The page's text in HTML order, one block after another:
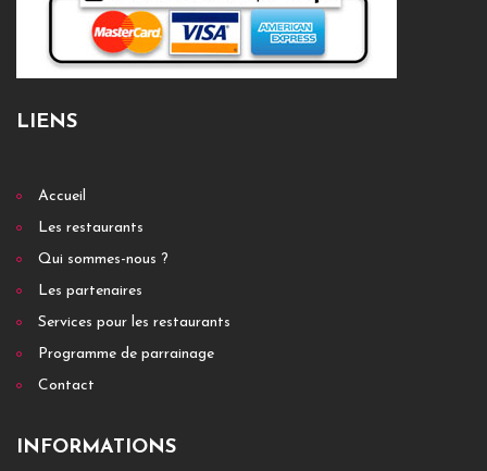
LIENS
Accueil
Les restaurants
Qui sommes-nous ?
Les partenaires
Services pour les restaurants
Programme de parrainage
Contact
INFORMATIONS